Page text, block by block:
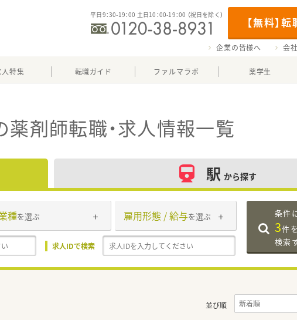
【無料】
平日9：30-19：00 土日10：00-19：00 （祝日を除く）
企業の皆様へ 会
人特集 転職ガイド ファルマラボ 薬学生
薬剤師転職・求人情報一覧
駅 から探す
種を選ぶ 雇用形態 / 給与を選ぶ
求人IDで検索
条件
3件を
検索
並び順